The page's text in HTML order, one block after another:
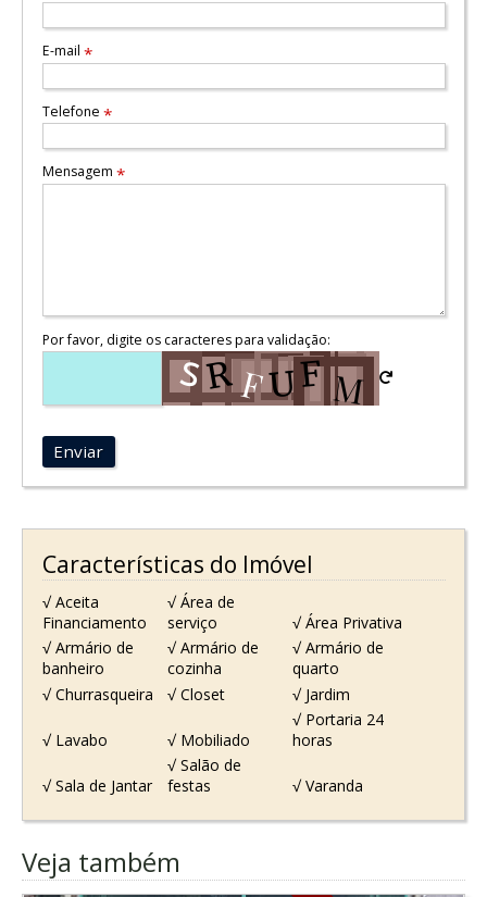
E-mail *
Telefone *
Mensagem *
Por favor, digite os caracteres para validação:
Enviar
Características do Imóvel
√ Aceita
Financiamento
√ Área de
serviço
√ Área Privativa
√ Armário de
banheiro
√ Armário de
cozinha
√ Armário de
quarto
√ Churrasqueira
√ Closet √ Jardim
√ Lavabo √ Mobiliado
√ Portaria 24
horas
√ Sala de Jantar
√ Salão de
festas
√ Varanda
Veja também